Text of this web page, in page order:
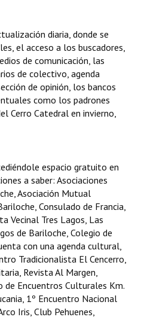
diaria, donde se
el acceso a los buscadores,
de comunicación, las
de colectivo, agenda
de opinión, los bancos
como los padrones
Cerro Catedral en invierno,
espacio gratuito en
a saber: Asociaciones
Asociación Mutual
Consulado de Francia,
Vecinal Tres Lagos, Las
de Bariloche, Colegio de
con una agenda cultural,
Tradicionalista El Cencerro,
Revista Al Margen,
de Encuentros Culturales Km.
1º Encuentro Nacional
Iris, Club Pehuenes,